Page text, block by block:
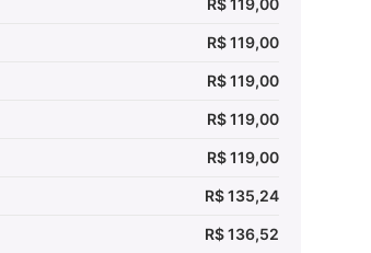
R$ 119,00
R$ 119,00
R$ 119,00
R$ 119,00
R$ 119,00
R$ 135,24
R$ 136,52